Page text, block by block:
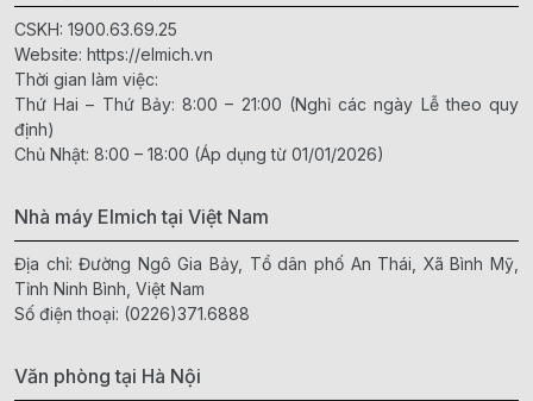
CSKH: 1900.63.69.25
Website: https://elmich.vn
Thời gian làm việc:
Thứ Hai – Thứ Bảy: 8:00 – 21:00 (Nghỉ các ngày Lễ theo quy
định)
Chủ Nhật: 8:00 – 18:00 (Áp dụng từ 01/01/2026)
Nhà máy Elmich tại Việt Nam
Địa chỉ: Đường Ngô Gia Bảy, Tổ dân phố An Thái, Xã Bình Mỹ,
Tỉnh Ninh Bình, Việt Nam
Số điện thoại: (0226)371.6888
Văn phòng tại Hà Nội